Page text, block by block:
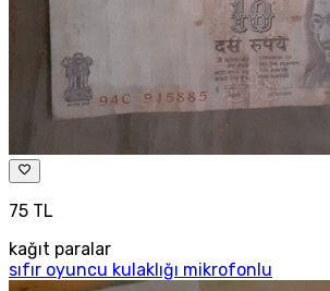
75 TL
kağıt paralar
sıfır oyuncu kulaklığı mikrofonlu